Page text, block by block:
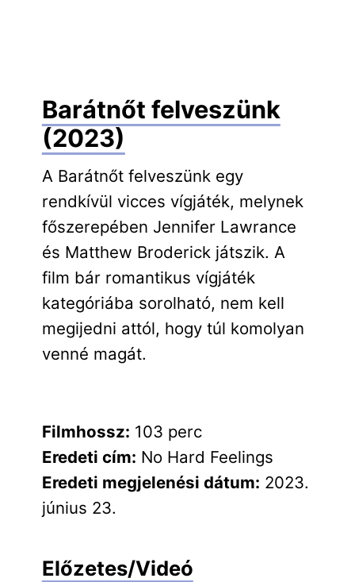
Barátnőt felveszünk
(2023)
A Barátnőt felveszünk egy
rendkívül vicces vígjáték, melynek
főszerepében Jennifer Lawrance
és Matthew Broderick játszik. A
film bár romantikus vígjáték
kategóriába sorolható, nem kell
megijedni attól, hogy túl komolyan
venné magát.
Filmhossz: 103 perc
Eredeti cím: No Hard Feelings
Eredeti megjelenési dátum: 2023.
június 23.
Előzetes/Videó